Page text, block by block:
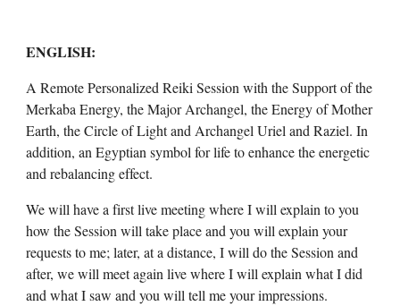
ENGLISH:
A Remote Personalized Reiki Session with the Support of the
Merkaba Energy, the Major Archangel, the Energy of Mother
Earth, the Circle of Light and Archangel Uriel and Raziel. In
addition, an Egyptian symbol for life to enhance the energetic
and rebalancing effect.
We will have a first live meeting where I will explain to you
how the Session will take place and you will explain your
requests to me; later, at a distance, I will do the Session and
after, we will meet again live where I will explain what I did
and what I saw and you will tell me your impressions.